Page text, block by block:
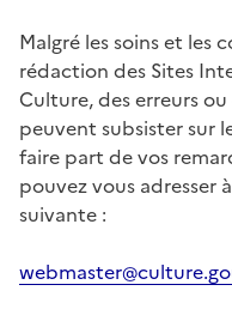
Malgré les soins et les
rédaction des Sites
Culture, des erreurs
peuvent subsister sur
faire part de vos
pouvez vous adresser
suivante :